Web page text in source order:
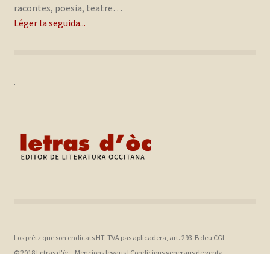
racontes, poesia, teatre…
Léger la seguida...
.
Los prètz que son endicats HT, TVA pas aplicadera, art. 293-B deu CGI